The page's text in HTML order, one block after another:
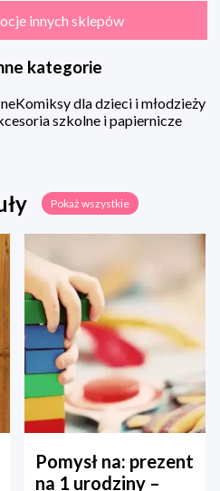
innych sklepów
kategorie
Komiksy dla dzieci i młodzieży
szkolne i papiernicze
Pokaż wszystkie
Pomysł na: prezent
na 1 urodziny –